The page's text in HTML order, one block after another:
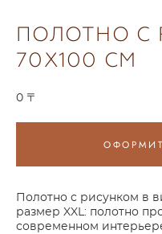
ПОЛОТНО С
70X100 СМ
0 〒
Полотно с рисунком в
размер XXL: полотно
современном